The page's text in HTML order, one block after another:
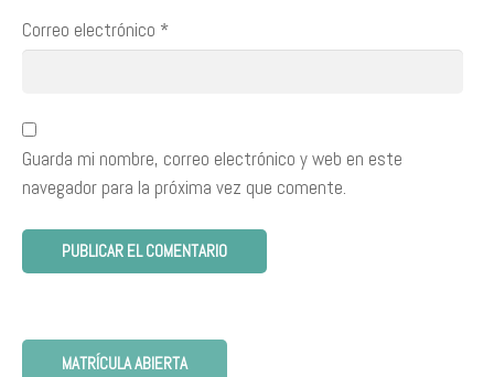
Correo electrónico *
Guarda mi nombre, correo electrónico y web en este
navegador para la próxima vez que comente.
MATRÍCULA ABIERTA